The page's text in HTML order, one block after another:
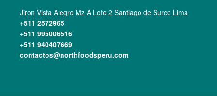
Jiron Vista Alegre Mz A Lote 2 Santiago de Surco Lima
+511 2572965
+511 995006516
+511 940407669
contactos@northfoodsperu.com